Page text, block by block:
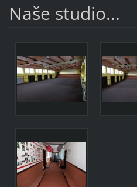
Naše studio...